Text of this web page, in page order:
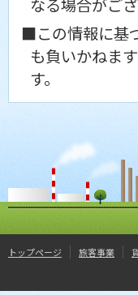
なる場合がご
■この情報に基
も負いかねま
す。
トップページ 旅客事業